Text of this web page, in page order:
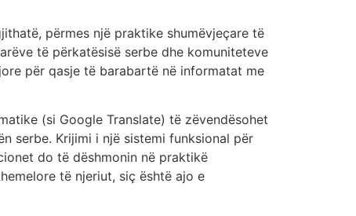
përmes një praktike shumëvjeçare të
të përkatësisë serbe dhe komuniteteve
për qasje të barabartë në informatat me
(si Google Translate) të zëvendësohet
serbe. Krijimi i një sistemi funksional për
do të dëshmonin në praktikë
të njeriut, siç është ajo e